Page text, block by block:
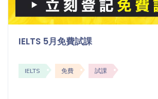
IELTS 5月免費試課
IELTS 免費 試課